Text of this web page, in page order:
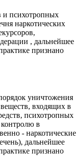
и психотропных
наркотических
, дальнейшее
признано
уничтожения
входящих в
психотропных
в
- наркотические
дальнейшее
признано